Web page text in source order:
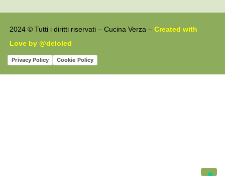
2024 © Tutti i diritti riservati – Cucina Verza –Created with
Love by @deloled
Privacy Policy Cookie Policy